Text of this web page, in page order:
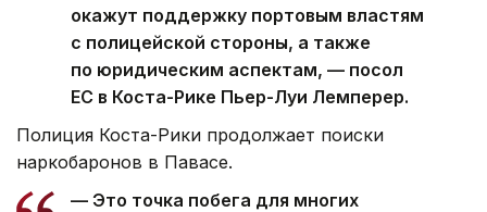
окажут поддержку портовым властям
с полицейской стороны, а также
по юридическим аспектам, — посол
ЕС в Коста-Рике Пьер-Луи Лемперер.
Полиция Коста-Рики продолжает поиски
наркобаронов в Павасе.
— Это точка побега для многих